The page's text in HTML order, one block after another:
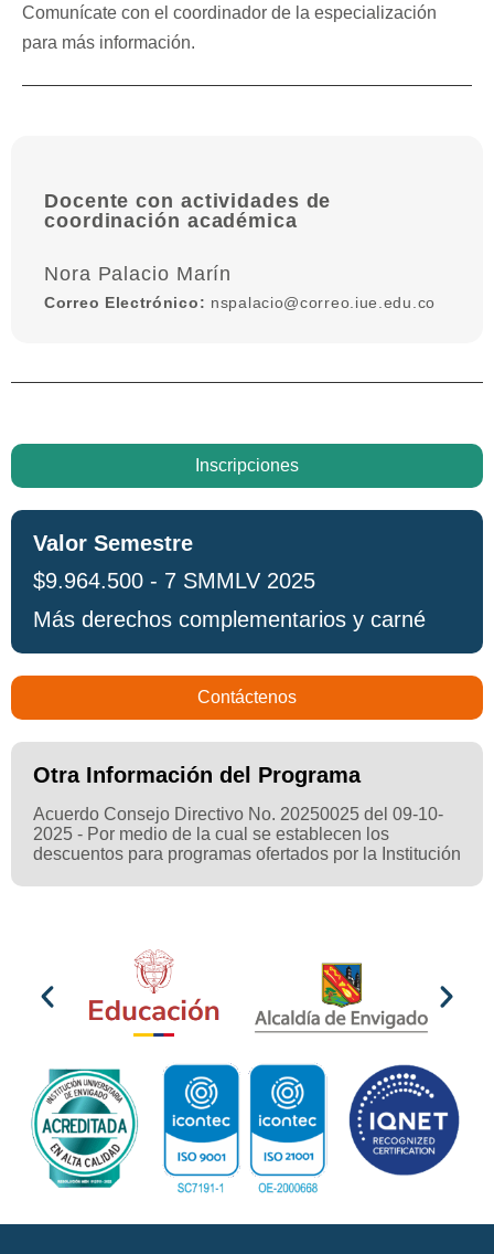
Comunícate con el coordinador de la especialización
para más información.
Docente con actividades de
coordinación académica
Nora Palacio Marín
Correo Electrónico: nspalacio@correo.iue.edu.co
Inscripciones
Valor Semestre
$9.964.500 - 7 SMMLV 2025
Más derechos complementarios y carné
Contáctenos
Otra Información del Programa
Acuerdo Consejo Directivo No. 20250025 del 09-10-
2025 - Por medio de la cual se establecen los
descuentos para programas ofertados por la Institución